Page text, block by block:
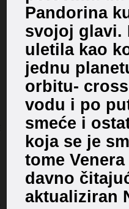
Pandorina
svojoj glavi.
uletila kao
jednu
orbitu-
vodu i po
smeće i
koja se je
tome
davno
aktualiziran